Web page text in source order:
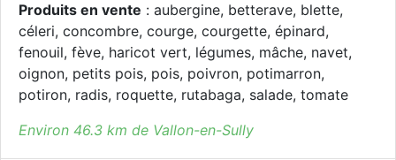
Produits en vente : aubergine, betterave, blette,
céleri, concombre, courge, courgette, épinard,
fenouil, fève, haricot vert, légumes, mâche, navet,
oignon, petits pois, pois, poivron, potimarron,
potiron, radis, roquette, rutabaga, salade, tomate
Environ 46.3 km de Vallon-en-Sully